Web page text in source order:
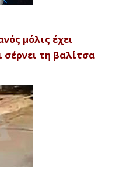
μόλις έχει
σέρνει τη βαλίτσα